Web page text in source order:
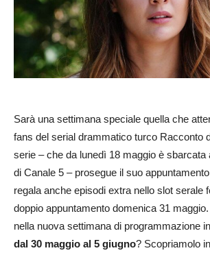
Sarà una settimana speciale quella che
fans del serial drammatico turco Racconto
serie – che da lunedì 18 maggio è sbarcata
di Canale 5 – prosegue il suo
regala anche episodi extra nello slot serale
doppio appuntamento domenica 31
nella nuova settimana di programmazione
dal 30 maggio al 5 giugno? Scopriamolo